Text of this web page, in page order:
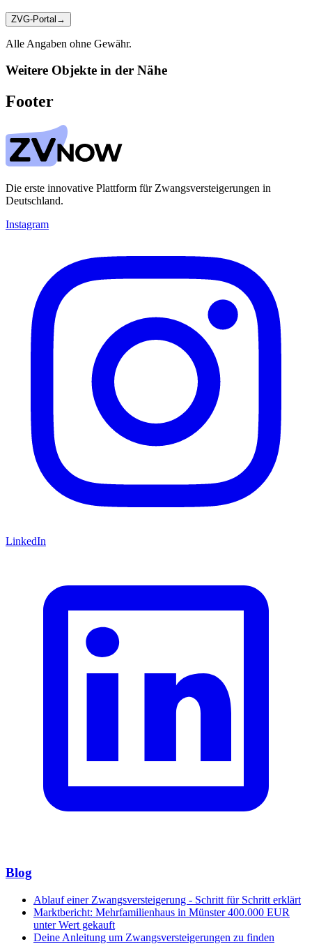
ZVG-Portal →
Alle Angaben ohne Gewähr.
Weitere Objekte in der Nähe
Footer
Die erste innovative Plattform für Zwangsversteigerungen in
Deutschland.
Instagram
LinkedIn
Blog
Ablauf einer Zwangsversteigerung - Schritt für Schritt erklärt
Marktbericht: Mehrfamilienhaus in Münster 400.000 EUR
unter Wert gekauft
Deine Anleitung um Zwangsversteigerungen zu finden